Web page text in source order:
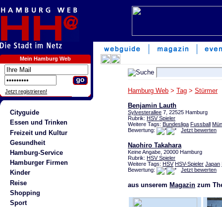
Mein Hamburg Web
Jetzt registrieren!
Cityguide
Essen und Trinken
Freizeit und Kultur
Gesundheit
Hamburg-Service
Hamburger Firmen
Kinder
Reise
Shopping
Sport
Hamburg Web > Tag > Stürmer
Benjamin Lauth
Sylvesterallee 7, 22525 Hamburg
Rubrik: HSV Spieler
Weitere Tags: Bundesliga Fussball
Bewertung:
Jetzt bewerten
Naohiro Takahara
Keine Angabe, 20000 Hamburg
Rubrik: HSV Spieler
Weitere Tags: HSV HSV-Spieler Japan
Bewertung:
Jetzt bewerten
aus unserem Magazin zum